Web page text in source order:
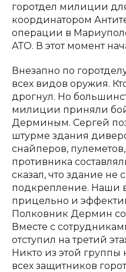
горотдел милиции
координатором
операции в
АТО. В этот момент
Внезапно по
всех видов оружия.
дрогнул. Но
милиции приняли
Дерминым. Сергей
штурме здания
снайперов,
противника
сказал, что здание не
подкрепление. Наши
прицельно и
Полковник Дермин
Вместе с
отступил на третий
Никто из этой группы
всех защитников